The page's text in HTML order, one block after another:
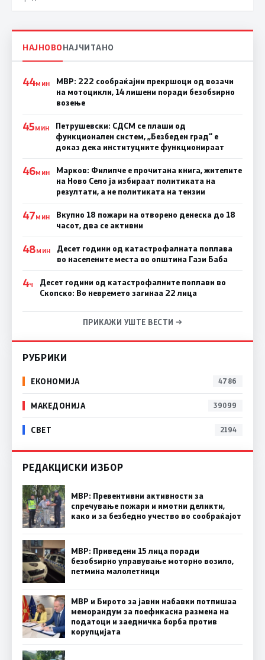
НАЈНОВОНАЈЧИТАНО
44МИН
МВР: 222 сообраќајни прекршоци од возачи
на мотоцикли, 14 лишени поради безобѕирно
возење
45МИН
Петрушевски: СДСМ се плаши од
функционален систем, „Безбеден град“ е
доказ дека институциите функционираат
46МИН
Марков: Филипче е прочитана книга, жителите
на Ново Село ја избираат политиката на
резултати, а не политиката на тензии
47МИН
Вкупно 18 пожари на отворено денеска до 18
часот, два се активни
48МИН
Десет години од катастрофалната поплава
во населените места во општина Гази Баба
4Ч
Десет години од катастрофалните поплави во
Скопско: Во невремето загинаа 22 лица
ПРИКАЖИ УШТЕ ВЕСТИ →
РУБРИКИ
ЕКОНОМИЈА 4786
МАКЕДОНИЈА 39099
СВЕТ 2194
РЕДАКЦИСКИ ИЗБОР
МВР: Превентивни активности за
спречување пожари и имотни деликти,
како и за безбедно учество во сообраќајот
МВР: Приведени 15 лица поради
безобѕирно управување моторно возило,
петмина малолетници
МВР и Бирото за јавни набавки потпишаа
меморандум за поефикасна размена на
податоци и заедничка борба против
корупцијата